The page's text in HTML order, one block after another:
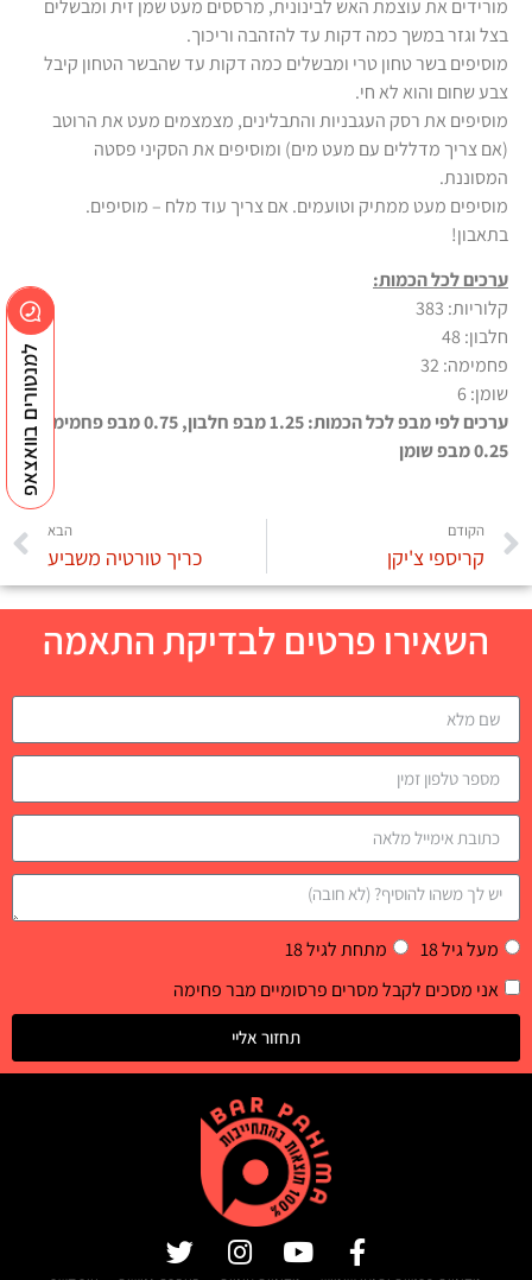
מורידים את עוצמת האש לבינונית, מרססים מעט שמן זית ומבשלים
בצל וגזר במשך כמה דקות עד להזהבה וריכוך.
מוסיפים בשר טחון טרי ומבשלים כמה דקות עד שהבשר הטחון קיבל
צבע שחום והוא לא חי.
מוסיפים את רסק העגבניות והתבלינים, מצמצמים מעט את הרוטב
(אם צריך מדללים עם מעט מים) ומוסיפים את הסקיני פסטה
המסוננת.
מוסיפים מעט ממתיק וטועמים. אם צריך עוד מלח – מוסיפים.
בתאבון!
ערכים לכל הכמות:
קלוריות: 383
חלבון: 48
פחמימה: 32
שומן: 6
ערכים לפי מבפ לכל הכמות: 1.25 מבפ חלבון, 0.75 מבפ פחמימה,
0.25 מבפ שומן
הקודם
קריספי צ'יקן
הבא
כריך טורטיה משביע
השאירו פרטים לבדיקת התאמה
מעל גיל 18
מתחת לגיל 18
אני מסכים לקבל מסרים פרסומיים מבר פחימה
תחזור אליי
למנטורים בוואצאפ